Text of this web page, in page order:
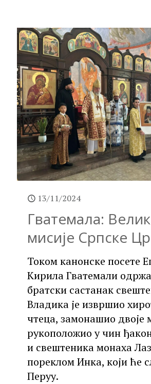
13/11/2024
Гватемала:
мисије Српске
Током канонске посете
Кирила Гватемали
братски састанак
Владика је извршио
чтеца, замонашио двоје
рукоположио у чин
и свештеника монаха
пореклом Инка, који ће
Перуу.